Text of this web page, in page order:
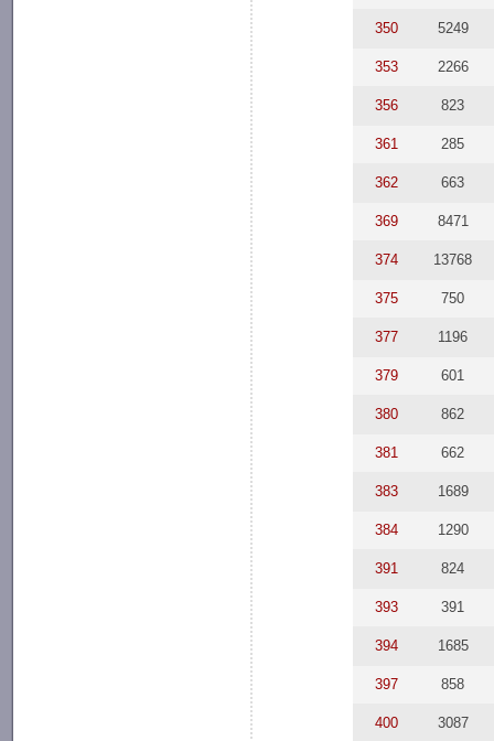
350 5249
353 2266
356 823
361 285
362 663
369 8471
374 13768
375 750
377 1196
379 601
380 862
381 662
383 1689
384 1290
391 824
393 391
394 1685
397 858
400 3087